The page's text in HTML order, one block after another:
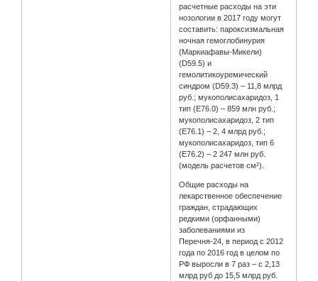
расчетные расходы на эти
нозологии в 2017 году могут
составить: пароксизмальная
ночная гемоглобинурия
(Маркиафавы-Микели)
(D59.5) и
гемолитикоуремический
синдром (D59.3) – 11,8 млрд
руб.; мукополисахаридоз, 1
тип (Е76.0) – 859 млн руб.;
мукополисахаридоз, 2 тип
(Е76.1) – 2, 4 млрд руб.;
мукополисахаридоз, тип 6
(Е76.2) – 2 247 млн руб.
(модель расчетов см²).
Общие расходы на
лекарственное обеспечение
граждан, страдающих
редкими (орфанными)
заболеваниями из
Перечня-24, в период с 2012
года по 2016 год в целом по
РФ выросли в 7 раз – с 2,13
млрд руб до 15,5 млрд руб.